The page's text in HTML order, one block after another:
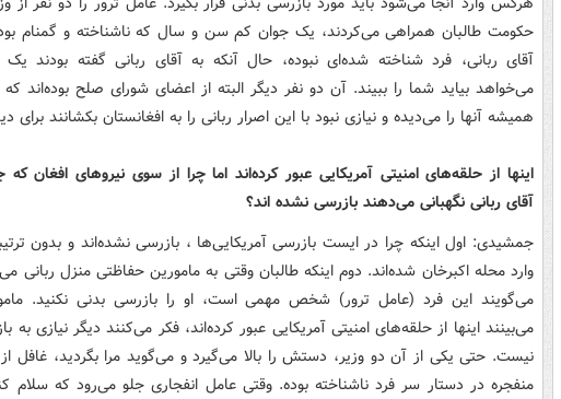
حکومت طالبان همراهی می‌کردند، یک جوان کم سن و سال که ناشناخته و گمنام
آقای ربانی، فرد شناخته شده‌‌ای نبوده، حال آنکه به آقای ربانی گفته بودند
می‌خواهد بیاید شما را ببیند. آن دو نفر دیگر البته از اعضای شورای صلح بوده‌اند که
همیشه آنها را می‌دیده و نیازی نبود با این اصرار ربانی را به افغانستان بکشانند برای
اینها از حلقه‌های امنیتی آمریکایی عبور کرده‌اند اما چرا از سوی نیروهای افغان
آقای ربانی نگهبانی می‌دهند بازرسی نشده اند؟
جمشیدی: اول اینکه چرا در ایست بازرسی آمریکایی‌ها ، بازرسی نشده‌اند و بدون
وارد محله اکبرخان شده‌اند. دوم اینکه طالبان وقتی به مامورین حفاظتی منزل ربانی
می‌گویند این فرد (عامل ترور) شخص مهمی است، او را بازرسی بدنی نکنید.
می‌بینند اینها از حلقه‌های امنیتی آمریکایی عبور کرده‌اند، فکر می‌کنند دیگر نیازی به
نیست. حتی یکی از آن دو وزیر، دستش را بالا می‌گیرد و می‌گوید مرا بگردید، غافل از
منفجره در دستار سر فرد ناشناخته بوده. وقتی عامل انفجاری جلو می‌رود که